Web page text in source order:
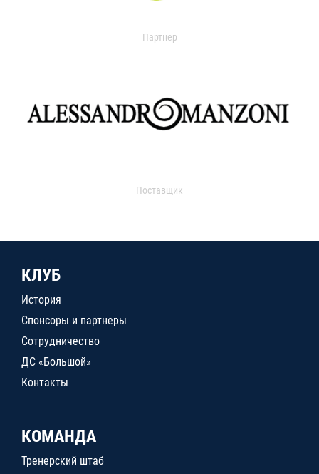
Партнер
Поставщик
КЛУБ
История
Спонсоры и партнеры
Сотрудничество
ДС «Большой»
Контакты
КОМАНДА
Тренерский штаб